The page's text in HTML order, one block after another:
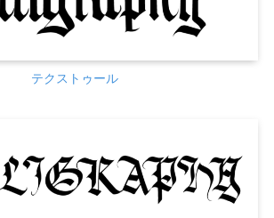
テクストゥール